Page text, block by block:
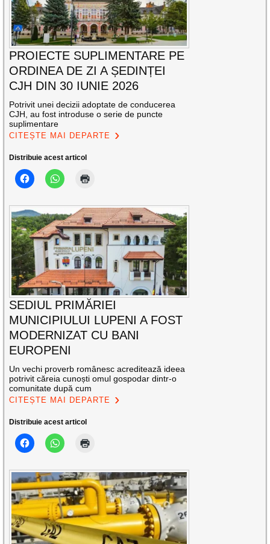
PROIECTE SUPLIMENTARE PE
ORDINEA DE ZI A ȘEDINȚEI
CJH DIN 30 IUNIE 2026
Potrivit unei decizii adoptate de conducerea
CJH, au fost introduse o serie de puncte
suplimentare
CITEȘTE MAI DEPARTE
Distribuie acest articol
SEDIUL PRIMĂRIEI
MUNICIPIULUI LUPENI A FOST
MODERNIZAT CU BANI
EUROPENI
Un vechi proverb românesc acreditează ideea
potrivit căreia cunoști omul gospodar dintr-o
comunitate după cum
CITEȘTE MAI DEPARTE
Distribuie acest articol